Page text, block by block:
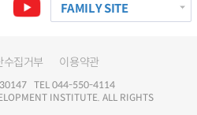
FAMILY SITE
수집거부 이용약관
30147 TEL 044-550-4114
INSTITUTE. ALL RIGHTS